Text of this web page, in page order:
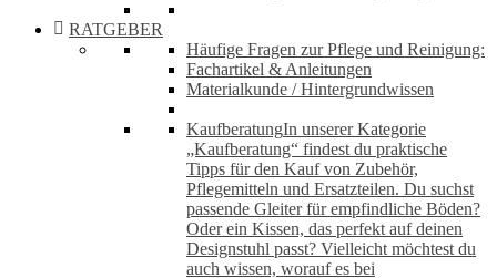
RATGEBER
Häufige Fragen zur Pflege und Reinigung:
Fachartikel & Anleitungen
Materialkunde / Hintergrundwissen
KaufberatungIn unserer Kategorie
„Kaufberatung“ findest du praktische
Tipps für den Kauf von Zubehör,
Pflegemitteln und Ersatzteilen. Du suchst
passende Gleiter für empfindliche Böden?
Oder ein Kissen, das perfekt auf deinen
Designstuhl passt? Vielleicht möchtest du
auch wissen, worauf es bei